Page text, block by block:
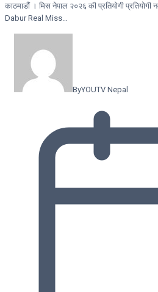
काठमाडौं । मिस नेपाल २०२६ की प्रतियोगी
Dabur Real Miss…
ByYOUTV Nepal